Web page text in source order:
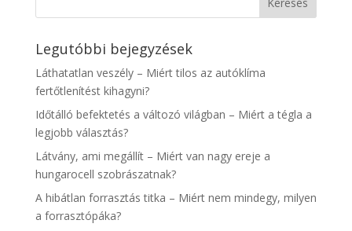
Legutóbbi bejegyzések
Láthatatlan veszély – Miért tilos az autóklíma
fertőtlenítést kihagyni?
Időtálló befektetés a változó világban – Miért a tégla a
legjobb választás?
Látvány, ami megállít – Miért van nagy ereje a
hungarocell szobrászatnak?
A hibátlan forrasztás titka – Miért nem mindegy, milyen
a forrasztópáka?